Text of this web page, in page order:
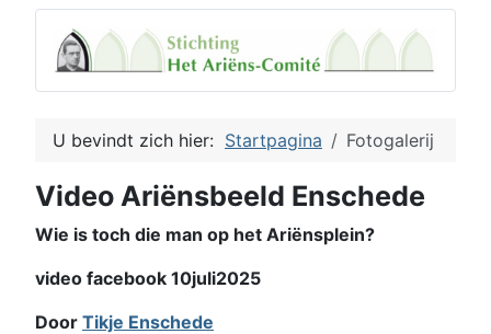
U bevindt zich hier: Startpagina Fotogalerij
Video Ariënsbeeld Enschede
Wie is toch die man op het Ariënsplein?
video facebook 10juli2025
Door Tikje Enschede